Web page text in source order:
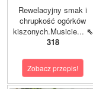
Rewelacyjny smak i
chrupkość ogórków
kiszonych.Musicie... ⇖
318
Zobacz przepis!